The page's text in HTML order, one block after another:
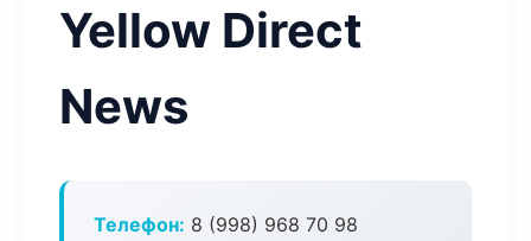
Yellow Direct
News
Телефон: 8 (998) 968 70 98